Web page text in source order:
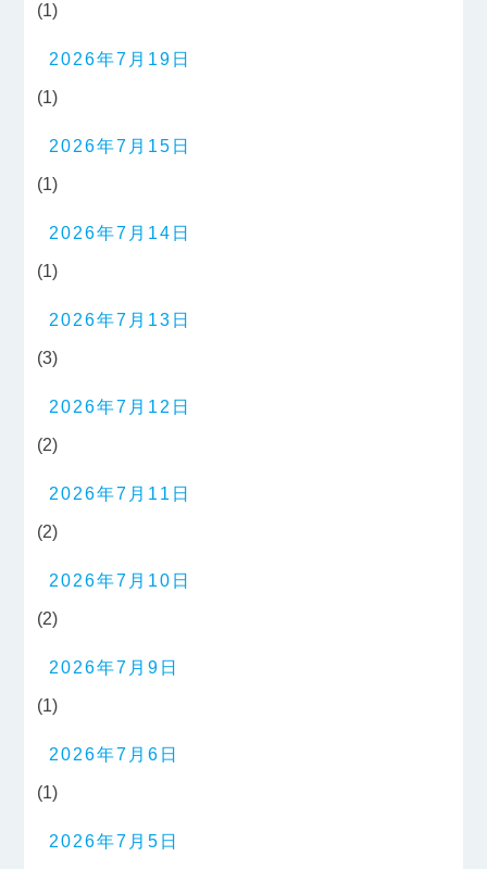
(1)
2026年7月19日
(1)
2026年7月15日
(1)
2026年7月14日
(1)
2026年7月13日
(3)
2026年7月12日
(2)
2026年7月11日
(2)
2026年7月10日
(2)
2026年7月9日
(1)
2026年7月6日
(1)
2026年7月5日